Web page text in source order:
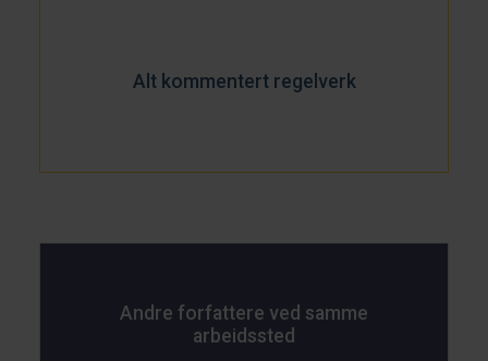
Alt kommentert regelverk
Andre forfattere ved samme
arbeidssted